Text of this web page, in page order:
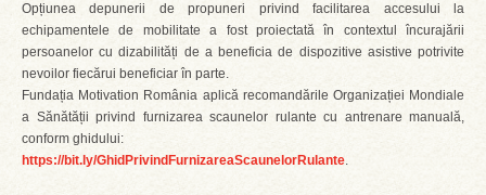
Opțiunea depunerii de propuneri privind facilitarea accesului la
echipamentele de mobilitate a fost proiectată în contextul încurajării
persoanelor cu dizabilități de a beneficia de dispozitive asistive potrivite
nevoilor fiecărui beneficiar în parte.
Fundația Motivation România aplică recomandările Organizației Mondiale
a Sănătății privind furnizarea scaunelor rulante cu antrenare manuală,
conform ghidului:
https://bit.ly/GhidPrivindFurnizareaScaunelorRulante.